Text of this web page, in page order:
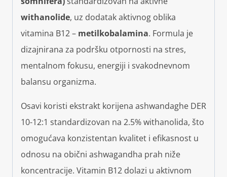
withanolide, uz dodatak aktivnog oblika
vitamina B12 – metilkobalamina. Formula je
dizajnirana za podršku otpornosti na stres,
mentalnom fokusu, energiji i svakodnevnom
balansu organizma.
Osavi koristi ekstrakt korijena ashwandaghe DER
10-12:1 standardizovan na 2.5% withanolida, što
omogućava konzistentan kvalitet i efikasnost u
odnosu na obični ashwagandha prah niže
koncentracije. Vitamin B12 dolazi u aktivnom